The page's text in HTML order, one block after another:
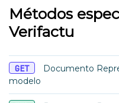
Métodos
Verifactu
GET
Documento
modelo